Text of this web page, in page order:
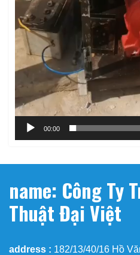
00:00
name: Công Ty
Thuật Đại Việt
address : 182/13/40/16 Hồ